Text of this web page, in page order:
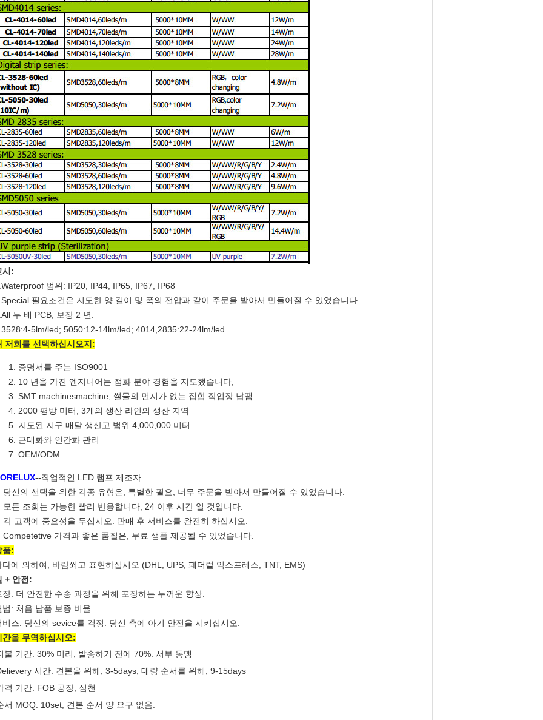
시:
범위: IP20, IP44, IP65, IP67, IP68
필요조건은 지도한 양 길이 및 폭의 전압과 같이 주문을 받아서 만들어질 수 있었습니다
두 배 PCB, 보장 2 년.
5lm/led; 5050:12-14lm/led; 4014,2835:22-24lm/led.
저희를 선택하십시오지:
증명서를 주는 ISO9001
10 년을 가진 엔지니어는 점화 분야 경험을 지도했습니다,
SMT machinesmachine, 썰물의 먼지가 없는 집합 작업장 납땜
2000 평방 미터, 3개의 생산 라인의 생산 지역
지도된 지구 매달 생산고 범위 4,000,000 미터
근대화와 인간화 관리
OEM/ODM
--직업적인 LED 램프 제조자
당신의 선택을 위한 각종 유형은, 특별한 필요, 너무 주문을 받아서 만들어질 수 있었습니다.
모든 조회는 가능한 빨리 반응합니다, 24 이후 시간 일 것입니다.
각 고객에 중요성을 두십시오. 판매 후 서비스를 완전히 하십시오.
Competetive 가격과 좋은 품질은, 무료 샘플 제공될 수 있었습니다.
품:
다에 의하여, 바람쐬고 표현하십시오 (DHL, UPS, 페더럴 익스프레스, TNT, EMS)
+ 안전:
장: 더 안전한 수송 과정을 위해 포장하는 두꺼운 향상.
법: 처음 납품 보증 비율.
비스: 당신의 sevice를 걱정. 당신 측에 아기 안전을 시키십시오.
간을 무역하십시오:
불 기간: 30% 미리, 발송하기 전에 70%. 서부 동맹
시간: 견본을 위해, 3-5days; 대량 순서를 위해, 9-15days
격 기간: FOB 공장, 심천
서 MOQ: 10set, 견본 순서 양 요구 없음.